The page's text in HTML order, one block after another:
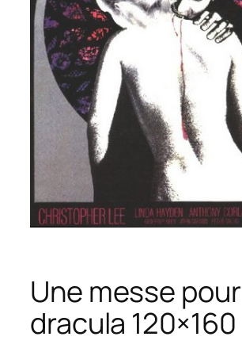
Une messe pour
dracula 120×160